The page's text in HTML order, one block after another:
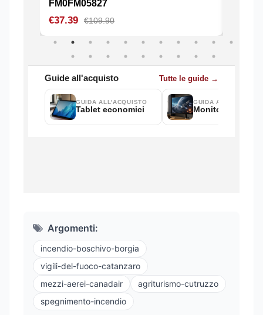
Argomenti:
incendio-boschivo-borgia
vigili-del-fuoco-catanzaro
mezzi-aerei-canadair
agriturismo-cutruzzo
spegnimento-incendio